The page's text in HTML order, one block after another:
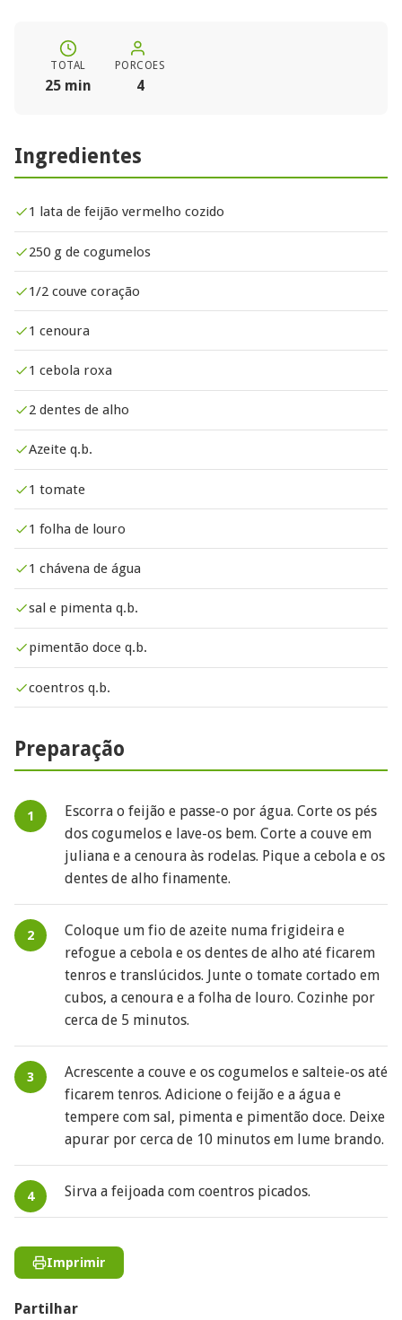
TOTAL
25 min
PORCOES
4
Ingredientes
1 lata de feijão vermelho cozido
250 g de cogumelos
1/2 couve coração
1 cenoura
1 cebola roxa
2 dentes de alho
Azeite q.b.
1 tomate
1 folha de louro
1 chávena de água
sal e pimenta q.b.
pimentão doce q.b.
coentros q.b.
Preparação
Escorra o feijão e passe-o por água. Corte os pés
dos cogumelos e lave-os bem. Corte a couve em
juliana e a cenoura às rodelas. Pique a cebola e os
dentes de alho finamente.
Coloque um fio de azeite numa frigideira e
refogue a cebola e os dentes de alho até ficarem
tenros e translúcidos. Junte o tomate cortado em
cubos, a cenoura e a folha de louro. Cozinhe por
cerca de 5 minutos.
Acrescente a couve e os cogumelos e salteie-os até
ficarem tenros. Adicione o feijão e a água e
tempere com sal, pimenta e pimentão doce. Deixe
apurar por cerca de 10 minutos em lume brando.
Sirva a feijoada com coentros picados.
Imprimir
Partilhar